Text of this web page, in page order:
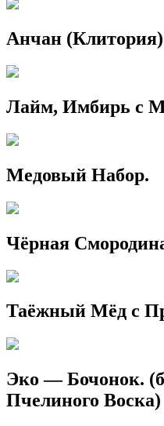
Анчан
Лайм, Имбирь с
Медовый Набор.
Чёрная
Таёжный Мёд с
Эко — Бочонок.
Пчелиного Воска)